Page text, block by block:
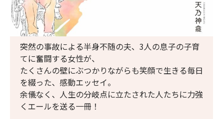
突然の事故による半身不随の夫、3人の息子の子育
てに奮闘する女性が、
たくさんの壁にぶつかりながらも笑顔で生きる毎日
を綴った、感動エッセイ。
余儀なく、人生の分岐点に立たされた人たちに力強
くエールを送る一冊！